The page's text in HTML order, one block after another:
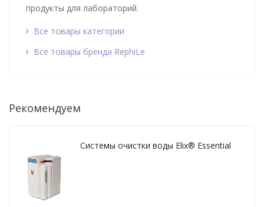
продукты для лабораторий.
Все товары категории
Все товары бренда RephiLe
Рекомендуем
Системы очистки воды Elix® Essential